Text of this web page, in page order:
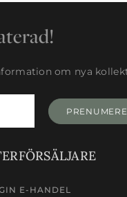
om nya
E-HANDEL